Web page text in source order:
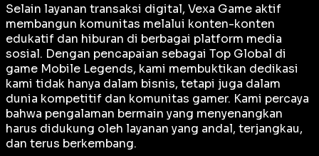
Selain layanan transaksi digital, Vexa Game aktif
membangun komunitas melalui konten-konten
edukatif dan hiburan di berbagai platform media
sosial. Dengan pencapaian sebagai Top Global di
game Mobile Legends, kami membuktikan dedikasi
kami tidak hanya dalam bisnis, tetapi juga dalam
dunia kompetitif dan komunitas gamer. Kami percaya
bahwa pengalaman bermain yang menyenangkan
harus didukung oleh layanan yang andal, terjangkau,
dan terus berkembang.